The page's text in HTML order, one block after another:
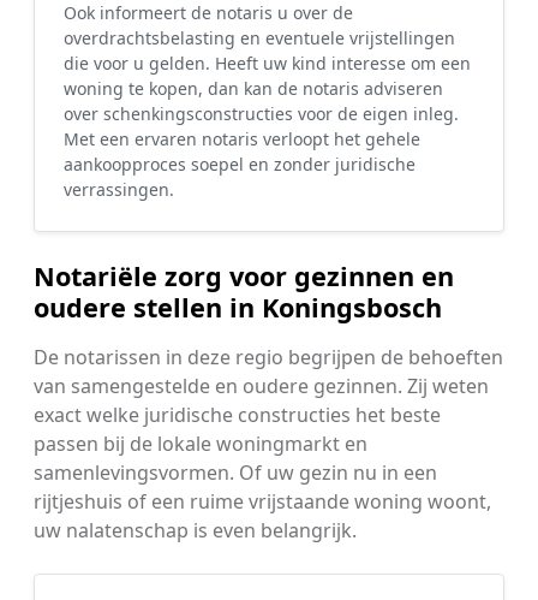
Ook informeert de notaris u over de
overdrachtsbelasting en eventuele vrijstellingen
die voor u gelden. Heeft uw kind interesse om een
woning te kopen, dan kan de notaris adviseren
over schenkingsconstructies voor de eigen inleg.
Met een ervaren notaris verloopt het gehele
aankoopproces soepel en zonder juridische
verrassingen.
Notariële zorg voor gezinnen en
oudere stellen in Koningsbosch
De notarissen in deze regio begrijpen de behoeften
van samengestelde en oudere gezinnen. Zij weten
exact welke juridische constructies het beste
passen bij de lokale woningmarkt en
samenlevingsvormen. Of uw gezin nu in een
rijtjeshuis of een ruime vrijstaande woning woont,
uw nalatenschap is even belangrijk.